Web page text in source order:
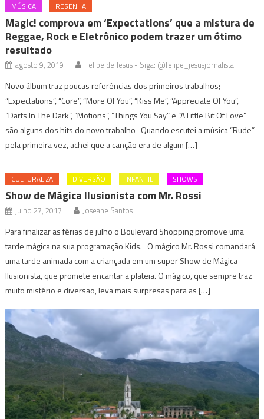
MÚSICA RESENHA
Magic! comprova em ‘Expectations’ que a mistura de
Reggae, Rock e Eletrônico podem trazer um ótimo
resultado
agosto 9, 2019 Felipe de Jesus - Siga: @felipe_jesusjornalista
Novo álbum traz poucas referências dos primeiros trabalhos;
“Expectations”, “Core”, “More Of You”, “Kiss Me”, “Appreciate Of You”,
“Darts In The Dark”, “Motions”, “Things You Say” e “A Little Bit Of Love”
são alguns dos hits do novo trabalho Quando escutei a música “Rude”
pela primeira vez, achei que a canção era de algum […]
CULTURALIZA DIVERSÃO INFANTIL SHOWS
Show de Mágica Ilusionista com Mr. Rossi
julho 27, 2017 Joseane Santos
Para finalizar as férias de julho o Boulevard Shopping promove uma
tarde mágica na sua programação Kids. O mágico Mr. Rossi comandará
uma tarde animada com a criançada em um super Show de Mágica
Ilusionista, que promete encantar a plateia. O mágico, que sempre traz
muito mistério e diversão, leva mais surpresas para as […]